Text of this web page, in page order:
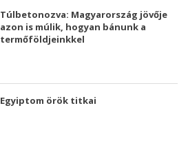
Túlbetonozva: Magyarország jövője
azon is múlik, hogyan bánunk a
termőföldjeinkkel
Egyiptom örök titkai